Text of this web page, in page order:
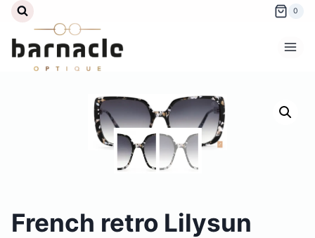
Aller
contenu
0
French retro Lilysun